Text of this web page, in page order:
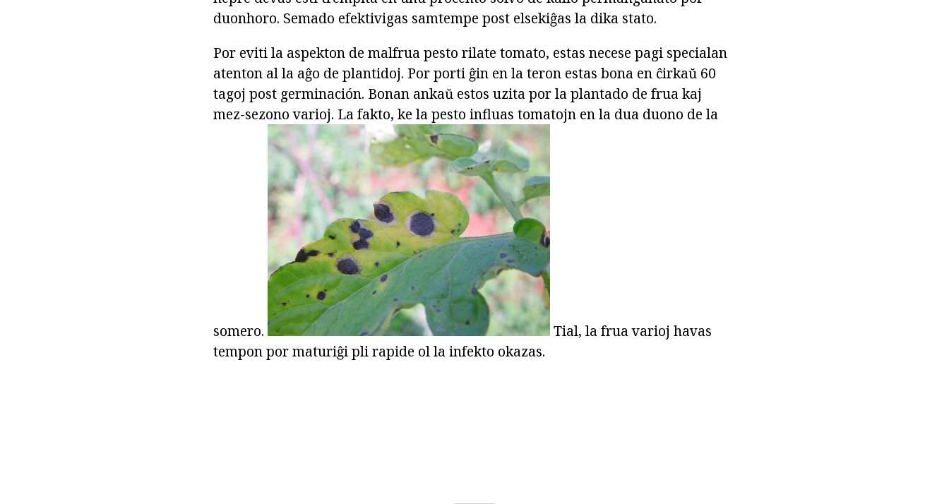
duonhoro. Semado efektivigas samtempe post elsekiĝas la dika stato.
Por eviti la aspekton de malfrua pesto rilate tomato, estas necese pagi specialan
atenton al la aĝo de plantidoj. Por porti ĝin en la teron estas bona en ĉirkaŭ 60
tagoj post germinación. Bonan ankaŭ estos uzita por la plantado de frua kaj
mez-sezono varioj. La fakto, ke la pesto influas tomatojn en la dua duono de la
somero.
Tial, la frua varioj havas
tempon por maturiĝi pli rapide ol la infekto okazas.